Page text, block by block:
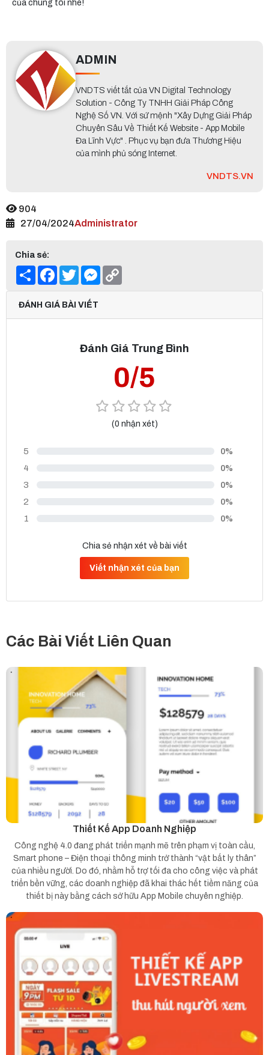
của chúng tôi nhé!
ADMIN
VNDTS viết tắt của VN Digital Technology
Solution - Công Ty TNHH Giải Pháp Công
Nghệ Số VN. Với sứ mệnh "Xây Dựng Giải Pháp
Chuyên Sâu Về Thiết Kế Website - App Mobile
Đa Lĩnh Vực" . Phục vụ bạn đưa Thương Hiệu
của mình phủ sóng Internet.
VNDTS.VN
904
27/04/2024Administrator
Chia sẻ:
Share Facebook
TwitterMessenger
ĐÁNH GIÁ BÀI VIẾT
Đánh Giá Trung Bình
0/5
(0 nhận xét)
5 0%
4 0%
3 0%
2 0%
1 0%
Chia sẻ nhận xét về bài viết
Viết nhận xét của bạn
Các Bài Viết Liên Quan
Thiết Kế App Doanh Nghiệp
Công nghệ 4.0 đang phát triển mạnh mẽ trên phạm vị toàn cầu,
Smart phone – Điện thoại thông minh trở thành “vật bất ly thân”
của nhiều người. Do đó, nhằm hỗ trợ tối đa cho công việc và phát
triển bền vững, các doanh nghiệp đã khai thác hết tiềm năng của
thiết bị này bằng cách sở hữu App Mobile chuyên nghiệp.